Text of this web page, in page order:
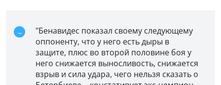
"Бенавидес показал своему следующему
оппоненту, что у него есть дыры в
защите, плюс во второй половине боя у
него снижается выносливость, снижается
взрыв и сила удара, чего нельзя сказать о